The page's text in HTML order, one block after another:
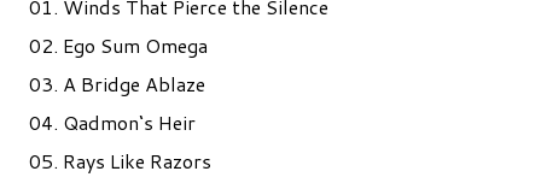
01. Winds That Pierce the Silence
02. Ego Sum Omega
03. A Bridge Ablaze
04. Qadmon‘s Heir
05. Rays Like Razors